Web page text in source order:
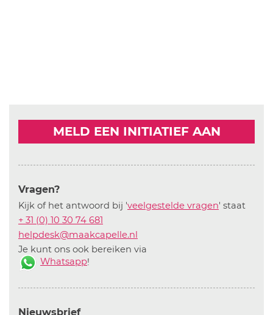
MELD EEN INITIATIEF AAN
Vragen?
Kijk of het antwoord bij 'veelgestelde vragen' staat
+ 31 (0) 10 30 74 681
helpdesk@maakcapelle.nl
Je kunt ons ook bereiken via
Whatsapp!
Nieuwsbrief